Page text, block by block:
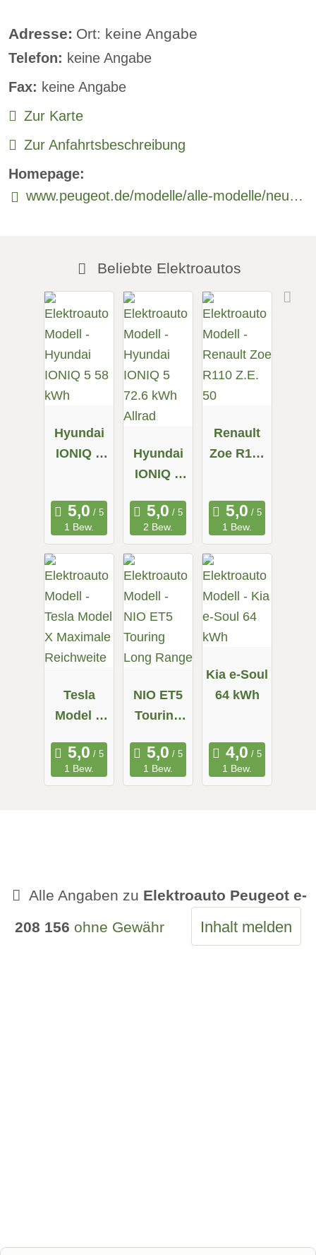
Sprachsteuerung:
verfügbar
Rückfahrkamera
Sitzheizung vorne:
Sitzheizung hinten
Freisprecheinrichtung:
Adresse: Ort: keine Angabe
Telefon: keine Angabe
Fax: keine Angabe
Zur Karte
Zur Anfahrtsbeschreibung
Homepage:
www.peugeot.de/modelle/alle-modelle/neuer-peugeot-208/neuer-e-208.html
Beliebte Elektroautos
Hyundai
IONIQ 5
1 Bew.
Hyundai
IONIQ 5
Allrad
2 Bew.
Renault
Zoe R110
1 Bew.
Tesla
Model X
Reichweit
e
1 Bew.
NIO ET5
Touring
Range
1 Bew.
Kia e-Soul
64 kWh
1 Bew.
Alle Angaben zu Elektroauto Peugeot e-
208 156 ohne Gewähr Inhalt melden